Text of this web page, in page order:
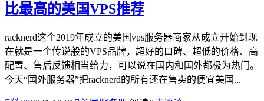
比最高的美国VPS推荐
racknerd这个2019年成立的美国vps服务器商家从成立开始到现
在就是一个传说般的VPS品牌，超好的口碑、超低的价格、高
配置、售后反馈相当给力，可以说在国内和国外都极为热门。
今天“国外服务器”把racknerd的所有还在售卖的便宜美国...